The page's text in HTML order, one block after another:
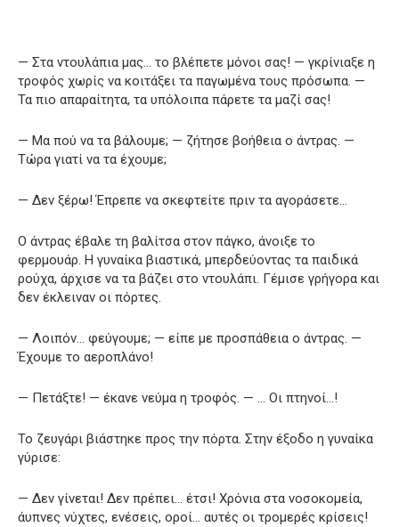
— Στα ντουλάπια μας… το βλέπετε μόνοι σας! — γκρίνιαξε η
τροφός χωρίς να κοιτάξει τα παγωμένα τους πρόσωπα. —
Τα πιο απαραίτητα, τα υπόλοιπα πάρετε τα μαζί σας!
— Μα πού να τα βάλουμε; — ζήτησε βοήθεια ο άντρας. —
Τώρα γιατί να τα έχουμε;
— Δεν ξέρω! Έπρεπε να σκεφτείτε πριν τα αγοράσετε…
Ο άντρας έβαλε τη βαλίτσα στον πάγκο, άνοιξε το
φερμουάρ. Η γυναίκα βιαστικά, μπερδεύοντας τα παιδικά
ρούχα, άρχισε να τα βάζει στο ντουλάπι. Γέμισε γρήγορα και
δεν έκλειναν οι πόρτες.
— Λοιπόν… φεύγουμε; — είπε με προσπάθεια ο άντρας. —
Έχουμε το αεροπλάνο!
— Πετάξτε! — έκανε νεύμα η τροφός. — … Οι πτηνοί…!
Το ζευγάρι βιάστηκε προς την πόρτα. Στην έξοδο η γυναίκα
γύρισε:
— Δεν γίνεται! Δεν πρέπει… έτσι! Χρόνια στα νοσοκομεία,
άυπνες νύχτες, ενέσεις, οροί… αυτές οι τρομερές κρίσεις!